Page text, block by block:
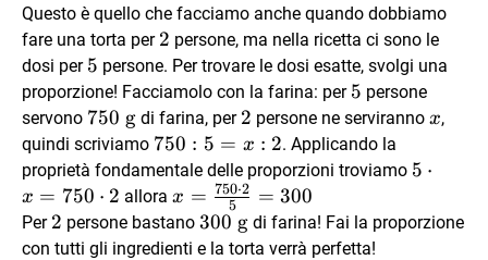
{5}\cdot
2 =
160
Questo è quello che facciamo anche quando dobbiamo
fare una torta per 2
2 persone, ma nella ricetta ci sono le
dosi per 5
5 persone. Per trovare le dosi esatte, svolgi una
proporzione! Facciamolo con la farina: per 5
5 persone
servono 750
\text{
g}
750 g di farina, per 2
2 persone ne serviranno x
x,
quindi scriviamo 750:5=x:2
750 : 5 = x : 2. Applicando la
proprietà fondamentale delle proporzioni troviamo 5
x=750
5 ⋅
x = 750 ⋅ 2 allorax=\frac{750
\cdot 2}
{5}=300
x = 5
750⋅2 = 300
Per 2
2 persone bastano 300
\text{
300 g di farina! Fai la proporzione
con tutti gli ingredienti e la torta verrà perfetta!